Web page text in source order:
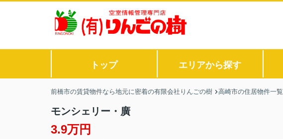
トップ エリアから探す
前橋市の賃貸物件なら地元に密着の有限会社りんごの樹 高崎市の住居物件一覧
モンシェリー・廣
3.9万円